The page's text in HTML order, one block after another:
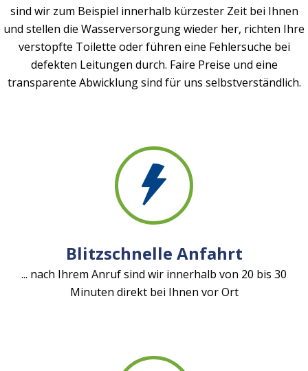
sind wir zum Beispiel innerhalb kürzester Zeit bei Ihnen
und stellen die Wasserversorgung wieder her, richten Ihre
verstopfte Toilette oder führen eine Fehlersuche bei
defekten Leitungen durch. Faire Preise und eine
transparente Abwicklung sind für uns selbstverständlich.
Blitzschnelle Anfahrt
... nach Ihrem Anruf sind wir innerhalb von 20 bis 30
Minuten direkt bei Ihnen vor Ort